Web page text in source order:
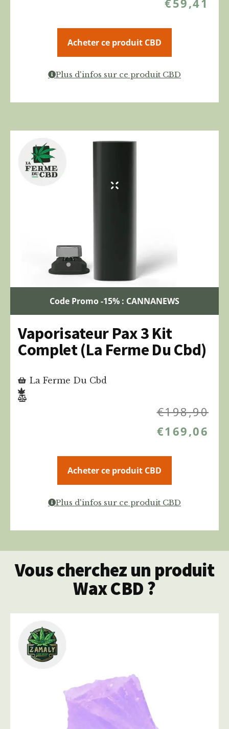
Acheter ce produit CBD
Plus d'infos sur ce produit CBD
Code Promo -15% : CANNANEWS
Vaporisateur Pax 3 Kit
Complet (La Ferme Du Cbd)
La Ferme Du Cbd
€198,90
€169,06
Acheter ce produit CBD
Plus d'infos sur ce produit CBD
Vous cherchez un produit
Wax CBD ?